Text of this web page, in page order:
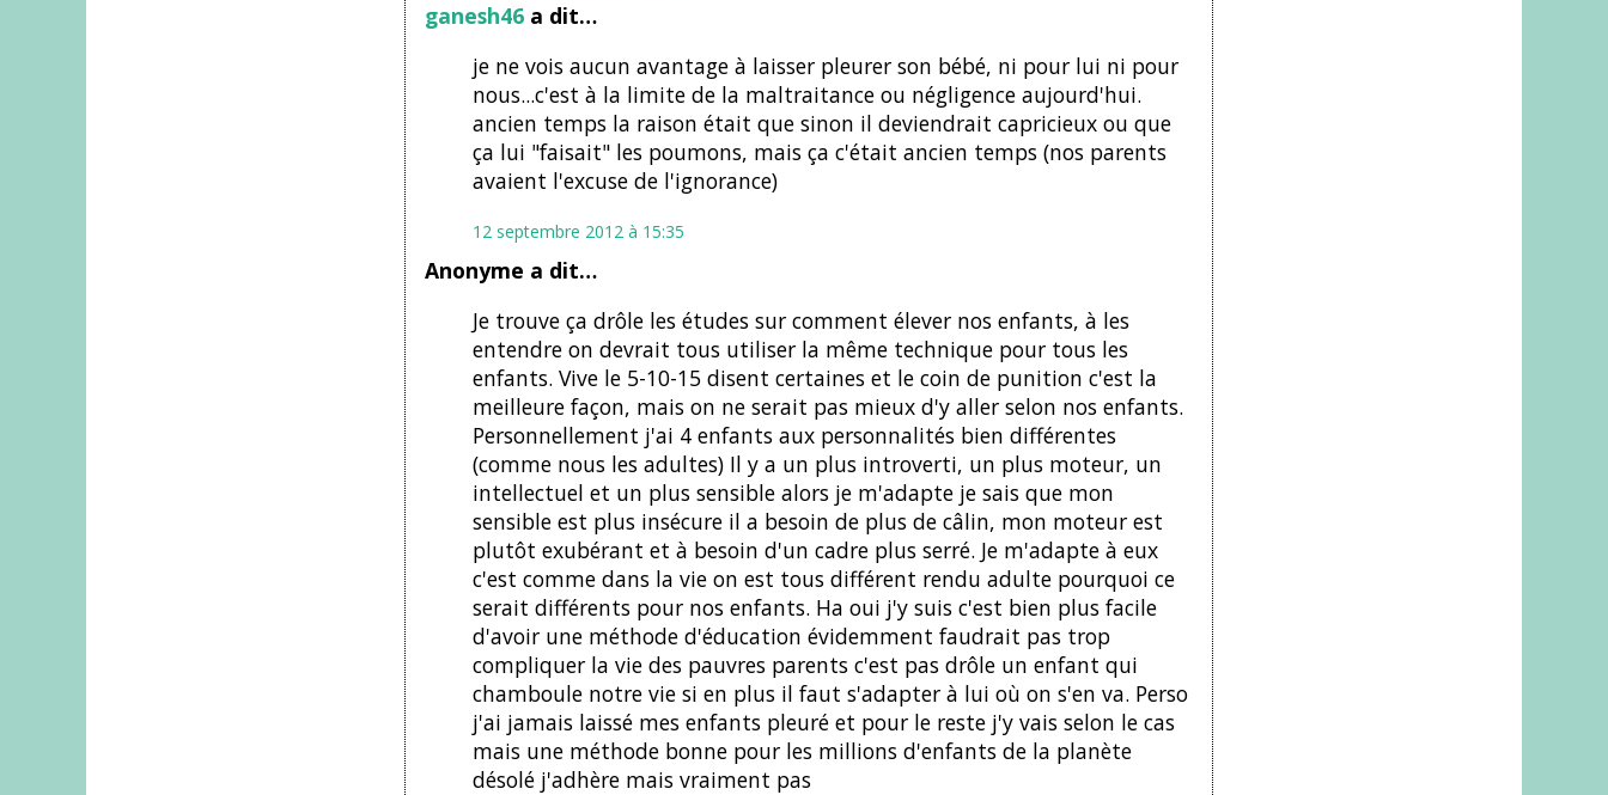
ganesh46a dit…
je ne vois aucun avantage à laisser pleurer son bébé, ni pour lui ni pour
nous...c'est à la limite de la maltraitance ou négligence aujourd'hui.
ancien temps la raison était que sinon il deviendrait capricieux ou que
ça lui "faisait" les poumons, mais ça c'était ancien temps (nos parents
avaient l'excuse de l'ignorance)
12 septembre 2012 à 15:35
Anonyme a dit…
Je trouve ça drôle les études sur comment élever nos enfants, à les
entendre on devrait tous utiliser la même technique pour tous les
enfants. Vive le 5-10-15 disent certaines et le coin de punition c'est la
meilleure façon, mais on ne serait pas mieux d'y aller selon nos enfants.
Personnellement j'ai 4 enfants aux personnalités bien différentes
(comme nous les adultes) Il y a un plus introverti, un plus moteur, un
intellectuel et un plus sensible alors je m'adapte je sais que mon
sensible est plus insécure il a besoin de plus de câlin, mon moteur est
plutôt exubérant et à besoin d'un cadre plus serré. Je m'adapte à eux
c'est comme dans la vie on est tous différent rendu adulte pourquoi ce
serait différents pour nos enfants. Ha oui j'y suis c'est bien plus facile
d'avoir une méthode d'éducation évidemment faudrait pas trop
compliquer la vie des pauvres parents c'est pas drôle un enfant qui
chamboule notre vie si en plus il faut s'adapter à lui où on s'en va. Perso
j'ai jamais laissé mes enfants pleuré et pour le reste j'y vais selon le cas
mais une méthode bonne pour les millions d'enfants de la planète
désolé j'adhère mais vraiment pas